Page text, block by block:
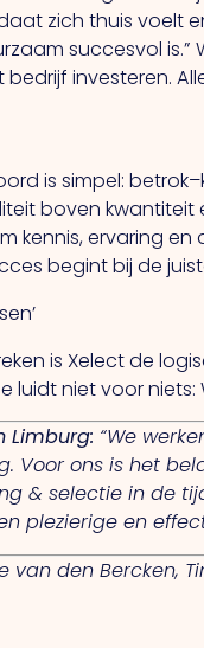
zich thuis voelt
succesvol
investeren.
is simpel:
boven kwantiteit
kennis, ervaring en
begint bij de
is Xelect de
luidt niet voor niets:
Limburg: “We
Voor ons is het
& selectie in de
plezierige en
den Bercken,